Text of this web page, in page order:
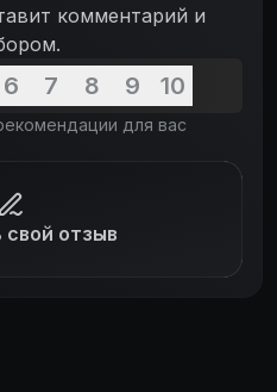
комментарий и
6 7 8 9 10
для вас
отзыв